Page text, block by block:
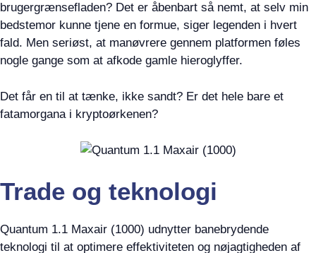
brugergrænsefladen? Det er åbenbart så nemt, at selv min
bedstemor kunne tjene en formue, siger legenden i hvert
fald. Men seriøst, at manøvrere gennem platformen føles
nogle gange som at afkode gamle hieroglyffer.
Det får en til at tænke, ikke sandt? Er det hele bare et
fatamorgana i kryptoørkenen?
Trade og teknologi
Quantum 1.1 Maxair (1000) udnytter banebrydende
teknologi til at optimere effektiviteten og nøjagtigheden af